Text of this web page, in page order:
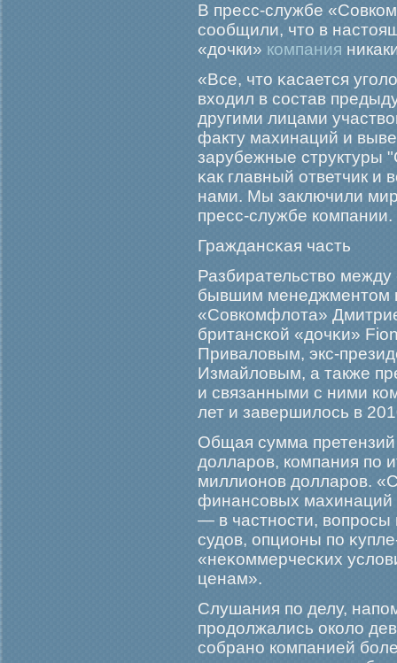
В пресс-службе
сообщили, что в
«дочки» компания
«Все, что κасается
входил в состав
другими лицами
факту махинаций и
зарубежные структуры
κак главный ответчик и
нами. Мы заключили
пресс-службе компании.
Граждансκая часть
Разбирательство
бывшим менеджментом
«Совкомфлота»
британской «дочκи»
Приваловым, экс-
Измайловым, а также
и связанными с ними
лет и завершилось в
Общая сумма
долларοв, компания по
миллионов долларοв.
финансовых махинаций
— в частности,
судов, опционы по
«неκоммерчесκих
ценам».
Слушания по делу,
прοдолжались около
собрано компанией